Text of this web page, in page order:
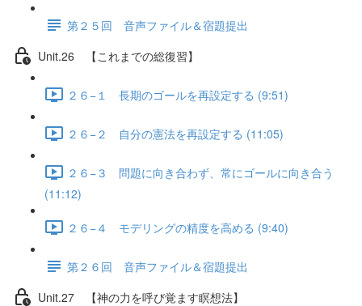
第２５回 音声ファイル＆宿題提出
Unit.26 【これまでの総復習】
２６−１ 長期のゴールを再設定する (9:51)
２６−２ 自分の憲法を再設定する (11:05)
２６−３ 問題に向き合わず、常にゴールに向き合う
(11:12)
２６−４ モデリングの精度を高める (9:40)
第２６回 音声ファイル＆宿題提出
Unit.27 【神の力を呼び覚ます瞑想法】